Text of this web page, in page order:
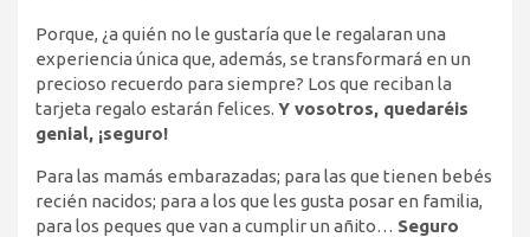
Porque, ¿a quién no le gustaría que le regalaran una
experiencia única que, además, se transformará en un
precioso recuerdo para siempre? Los que reciban la
tarjeta regalo estarán felices. Y vosotros, quedaréis
genial, ¡seguro!
Para las mamás embarazadas; para las que tienen bebés
recién nacidos; para a los que les gusta posar en familia,
para los peques que van a cumplir un añito… Seguro